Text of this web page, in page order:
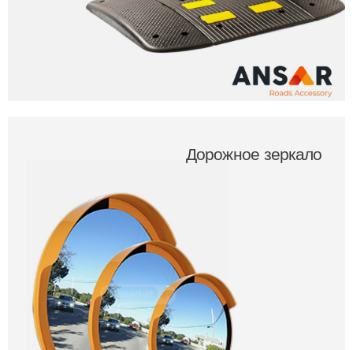
Дорожное зеркало